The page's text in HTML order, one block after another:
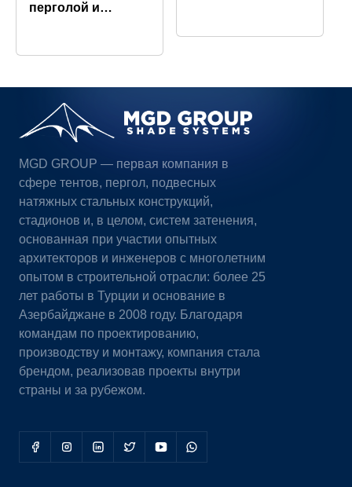
перголой и
MGD GROUP — первая компания в
сфере тентов, пергол, подвесных
натяжных стальных конструкций,
стадионов и, в целом, систем затенения,
основанная при участии опытных
архитекторов и инженеров с многолетним
опытом в строительной отрасли: более 25
лет работы в Турции и основание в
Азербайджане в 2008 году. Благодаря
командам по проектированию,
производству и монтажу, компания стала
брендом, реализовав проекты внутри
страны и за рубежом.